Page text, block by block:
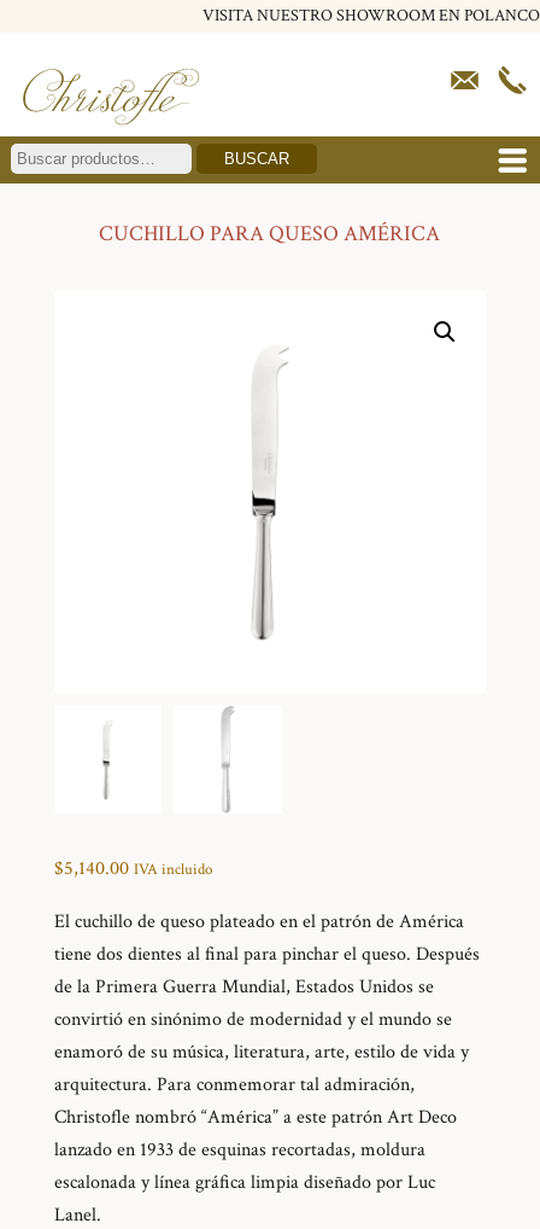
VISITA NUESTRO SHOWROOM EN POLANCO
BUSCAR
CUCHILLO PARA QUESO AMÉRICA
$5,140.00 IVA incluido
El cuchillo de queso plateado en el patrón de América
tiene dos dientes al final para pinchar el queso. Después
de la Primera Guerra Mundial, Estados Unidos se
convirtió en sinónimo de modernidad y el mundo se
enamoró de su música, literatura, arte, estilo de vida y
arquitectura. Para conmemorar tal admiración,
Christofle nombró “América” a este patrón Art Deco
lanzado en 1933 de esquinas recortadas, moldura
escalonada y línea gráfica limpia diseñado por Luc
Lanel.